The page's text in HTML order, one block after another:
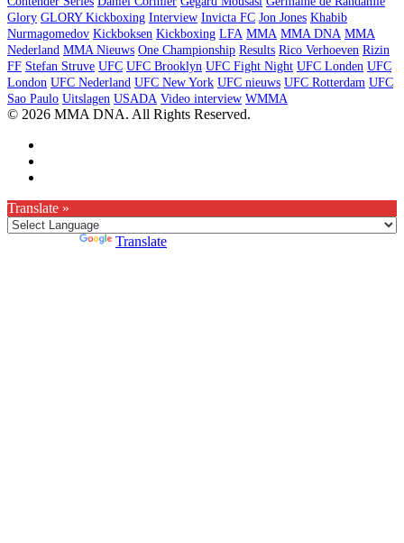
Glory GLORY Kickboxing Interview Invicta FC Jon Jones Khabib
Nurmagomedov Kickboksen Kickboxing LFA MMA MMA DNA MMA
Nederland MMA Nieuws One Championship Results Rico Verhoeven Rizin
FF Stefan Struve UFC UFC Brooklyn UFC Fight Night UFC Londen UFC
London UFC Nederland UFC New York UFC nieuws UFC Rotterdam UFC
Sao Paulo Uitslagen USADA Video interview WMMA
© 2026 MMA DNA. All Rights Reserved.
Translate »
Translate